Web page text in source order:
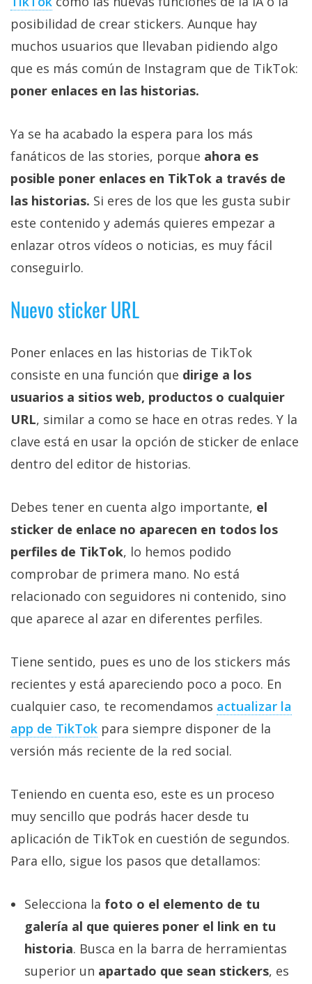
posibilidad de crear stickers. Aunque hay
muchos usuarios que llevaban pidiendo algo
que es más común de Instagram que de TikTok:
poner enlaces en las historias.
Ya se ha acabado la espera para los más
fanáticos de las stories, porque ahora es
posible poner enlaces en TikTok a través de
las historias. Si eres de los que les gusta subir
este contenido y además quieres empezar a
enlazar otros vídeos o noticias, es muy fácil
conseguirlo.
Nuevo sticker URL
Poner enlaces en las historias de TikTok
consiste en una función que dirige a los
usuarios a sitios web, productos o cualquier
URL, similar a como se hace en otras redes. Y la
clave está en usar la opción de sticker de enlace
dentro del editor de historias.
Debes tener en cuenta algo importante, el
sticker de enlace no aparecen en todos los
perfiles de TikTok, lo hemos podido
comprobar de primera mano. No está
relacionado con seguidores ni contenido, sino
que aparece al azar en diferentes perfiles.
Tiene sentido, pues es uno de los stickers más
recientes y está apareciendo poco a poco. En
cualquier caso, te recomendamos actualizar la
app de TikTok‎ para siempre disponer de la
versión más reciente de la red social.
Teniendo en cuenta eso, este es un proceso
muy sencillo que podrás hacer desde tu
aplicación de TikTok en cuestión de segundos.
Para ello, sigue los pasos que detallamos:
Selecciona la foto o el elemento de tu
galería al que quieres poner el link en tu
historia. Busca en la barra de herramientas
superior un apartado que sean stickers, es